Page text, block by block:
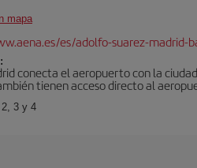
mapa
es/adolfo-suarez-madrid-
conecta el aeropuerto con la
tienen acceso directo al
2, 3 y 4